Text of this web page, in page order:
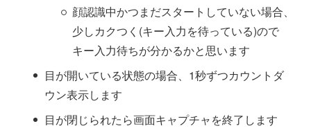
顔認識中かつまだスタートしていない場合、
少しカクつく(キー入力を待っている)ので
キー入力待ちが分かるかと思います
目が開いている状態の場合、1秒ずつカウントダ
ウン表示します
目が閉じられたら画面キャプチャを終了します